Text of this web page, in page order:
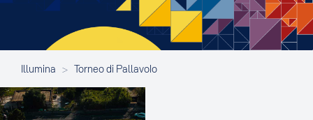
Illumina > Torneo di Pallavolo